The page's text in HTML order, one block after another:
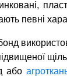
певні
або